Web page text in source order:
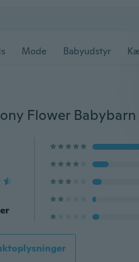
Mode Babyudstyr